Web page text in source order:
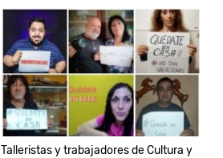
Talleristas y trabajadores de Cultura y